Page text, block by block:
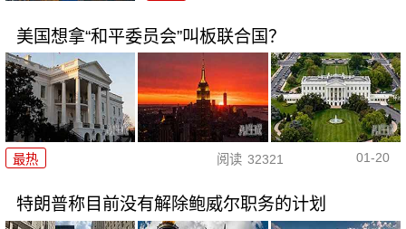
美国想拿“和平委员会”叫板联合国？
最热 阅读 32321 01-20
特朗普称目前没有解除鲍威尔职务的计划